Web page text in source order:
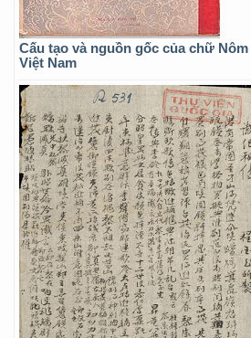
Cấu tạo và nguồn gốc của chữ
Việt Nam